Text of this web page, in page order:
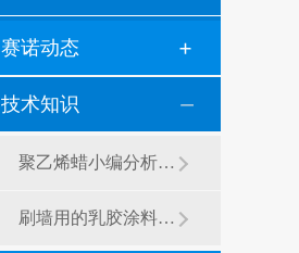
赛诺动态
技术知识
聚乙烯蜡小编分析有机硅消泡剂优缺点及主要分类和性能
刷墙用的乳胶涂料用青岛赛诺分散剂的原因竟然是....？